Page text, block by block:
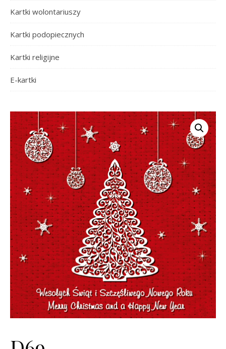
Kartki wolontariuszy
Kartki podopiecznych
Kartki religijne
E-kartki